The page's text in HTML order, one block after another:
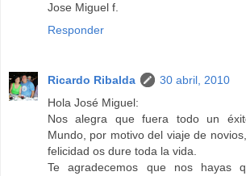
Jose Miguel f.
Responder
Ricardo Ribalda
30 abril, 2010
Hola José Miguel:
Nos alegra que fuera todo un
Mundo, por motivo del viaje de
felicidad os dure toda la vida.
Te agradecemos que nos hayas